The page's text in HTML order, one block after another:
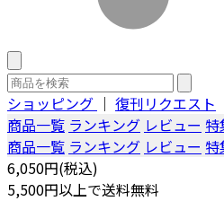
ショッピング ｜ 復刊リクエスト
商品一覧 ランキング レビュー 特
商品一覧 ランキング レビュー 特
6,050円(税込)
5,500円以上で送料無料